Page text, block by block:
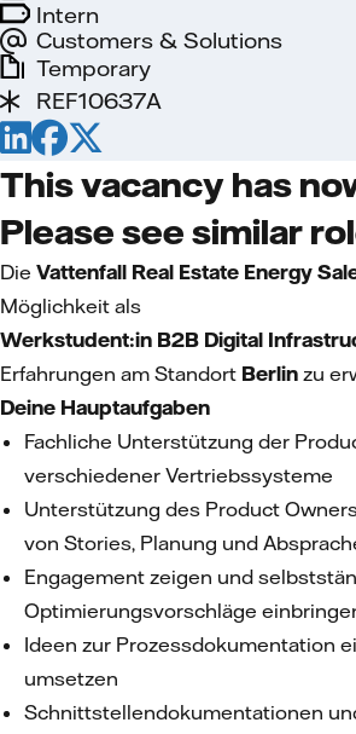
Intern
Customers & Solutions
Temporary
REF10637A
This vacancy has
Please see similar
Die Vattenfall Real Estate Energy
Möglichkeit als
Werkstudent:in B2B Digital
Erfahrungen am Standort Berlin zu
Deine Hauptaufgaben
Fachliche Unterstützung der
verschiedener Vertriebssysteme
Unterstützung des Product
von Stories, Planung und
Engagement zeigen und
Optimierungsvorschläge
Ideen zur Prozessdokumentation
umsetzen
Schnittstellendokumentationen